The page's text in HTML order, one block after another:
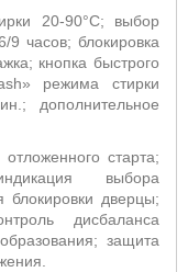
20-90°С; выбор
9 часов; блокировка
кнопка быстрого
режима стирки
дополнительное
старта;
выбора
блокировки дверцы;
дисбаланса
защита